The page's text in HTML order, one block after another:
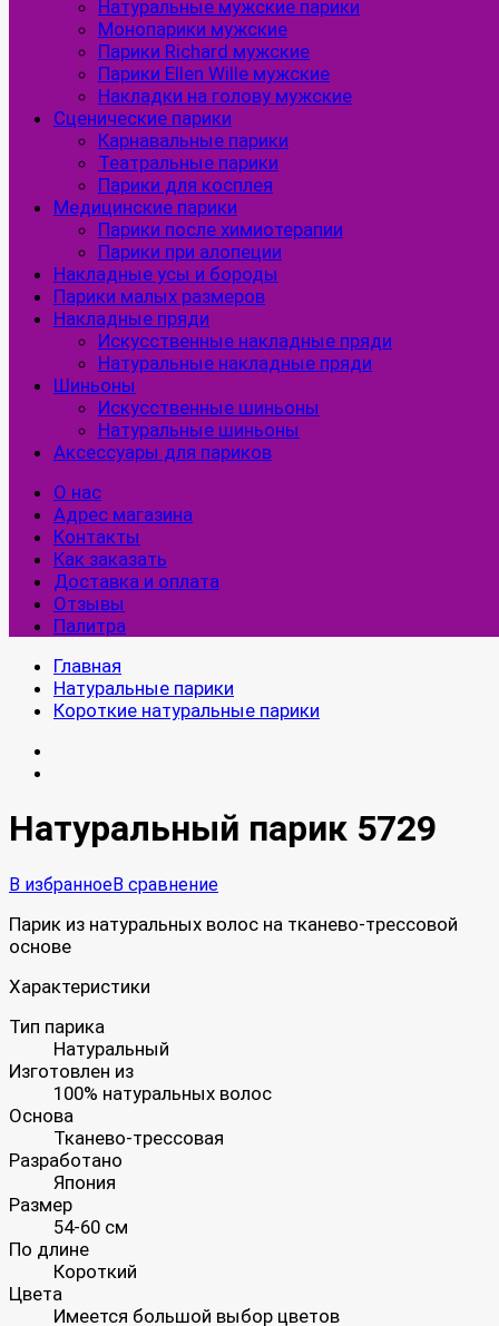
Натуральные мужские парики
Монопарики мужские
Парики Richard мужские
Парики Ellen Wille мужские
Накладки на голову мужские
Сценические парики
Карнавальные парики
Театральные парики
Парики для косплея
Медицинские парики
Парики после химиотерапии
Парики при алопеции
Накладные усы и бороды
Парики малых размеров
Накладные пряди
Искусственные накладные пряди
Натуральные накладные пряди
Шиньоны
Искусственные шиньоны
Натуральные шиньоны
Аксессуары для париков
О нас
Адрес магазина
Контакты
Как заказать
Доставка и оплата
Отзывы
Палитра
Главная
Натуральные парики
Короткие натуральные парики
Натуральный парик 5729
В избранноеВ сравнение
Парик из натуральных волос на тканево-трессовой
основе
Характеристики
Тип парика
Натуральный
Изготовлен из
100% натуральных волос
Основа
Тканево-трессовая
Разработано
Япония
Размер
54-60 см
По длине
Короткий
Цвета
Имеется большой выбор цветов